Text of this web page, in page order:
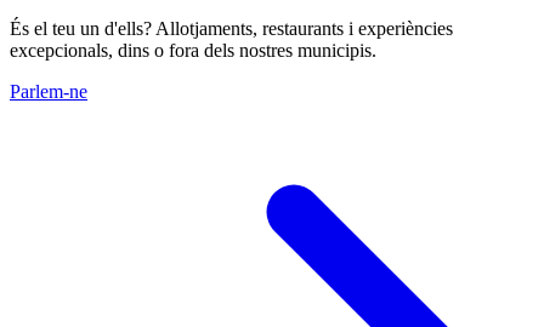
És el teu un d'ells? Allotjaments, restaurants i experiències
excepcionals, dins o fora dels nostres municipis.
Parlem-ne